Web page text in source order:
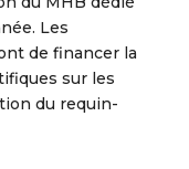
Les
de financer la
sur les
du requin-